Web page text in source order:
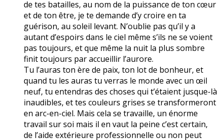
de tes batailles, au nom de la puissance de ton cœur
et de ton être, je te demande d’y croire en ta
guérison, au soleil levant. N’oublie pas qu’il y a
autant d’espoirs dans le ciel même s’ils ne se voient
pas toujours, et que même la nuit la plus sombre
finit toujours par accueillir l’aurore.
Tu l’auras ton ère de paix, ton lot de bonheur, et
quand tu les auras tu verras le monde avec un œil
neuf, tu entendras des choses qui t’étaient jusque-là
inaudibles, et tes couleurs grises se transformeront
en arc-en-ciel. Mais cela se travaille, un énorme
travail sur soi mais il en vaut la peine c’est certain,
de l’aide extérieure professionnelle ou non peut